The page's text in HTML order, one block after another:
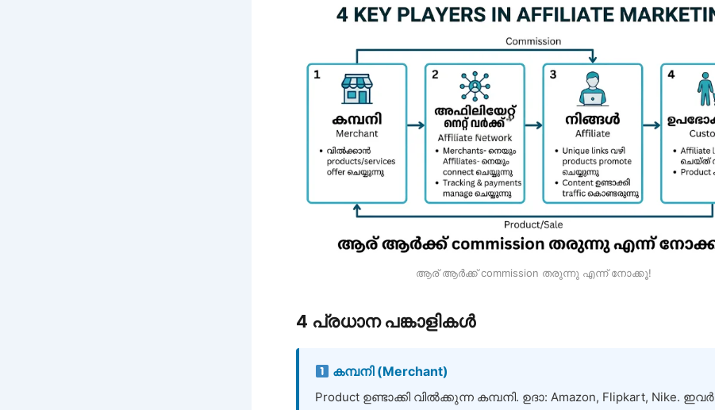
ആര് ആർക്ക് commission തരുന്നു എന്ന് നോക്കൂ!
4 പ്രധാന പങ്കാളികൾ
കമ്പനി (Merchant)
Product ഉണ്ടാക്കി വിൽക്കുന്ന കമ്പനി. ഉദാ: Amazon, Flipkart, Nike. ഇവർ